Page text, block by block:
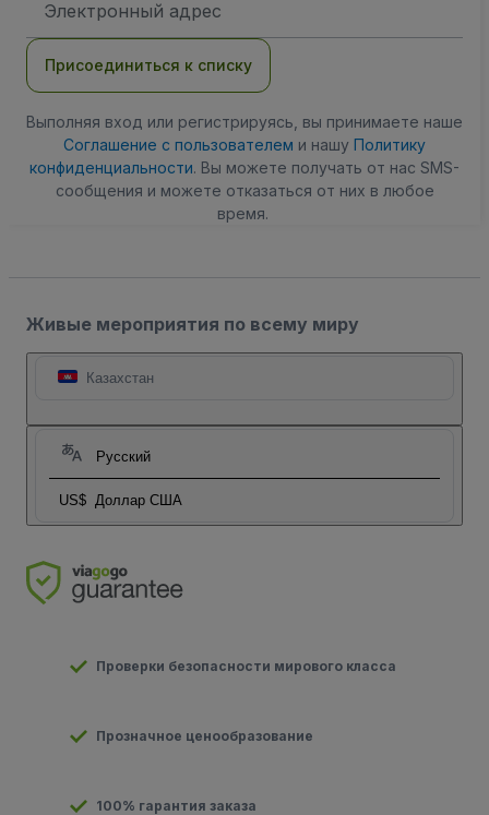
электронной
Присоединиться к списку
Выполняя вход или регистрируясь, вы принимаете наше
Соглашение с пользователем и нашу Политику
конфиденциальности. Вы можете получать от нас SMS-
сообщения и можете отказаться от них в любое
время.
Живые мероприятия по всему миру
Казахстан
Русский
US$ Доллар США
Проверки безопасности мирового класса
Прозначное ценообразование
100% гарантия заказа